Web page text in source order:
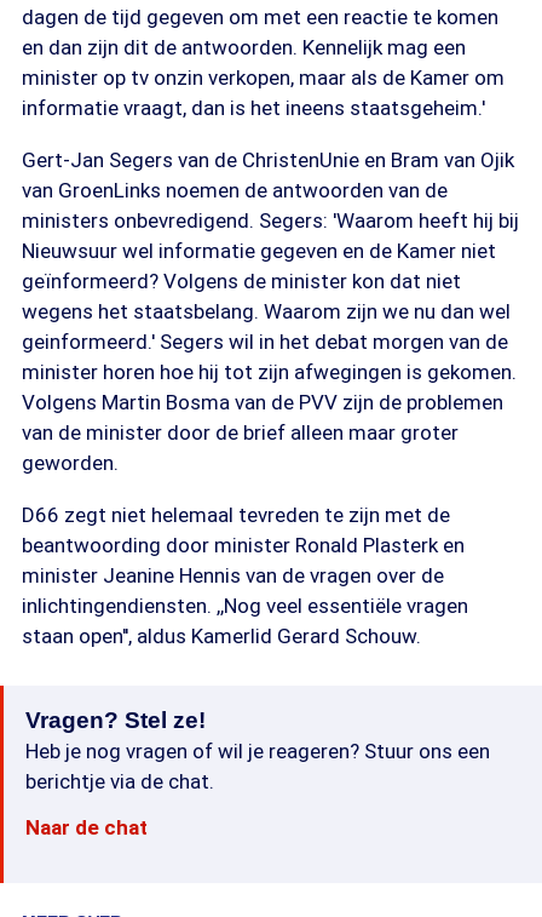
dagen de tijd gegeven om met een reactie te komen
en dan zijn dit de antwoorden. Kennelijk mag een
minister op tv onzin verkopen, maar als de Kamer om
informatie vraagt, dan is het ineens staatsgeheim.'
Gert-Jan Segers van de ChristenUnie en Bram van Ojik
van GroenLinks noemen de antwoorden van de
ministers onbevredigend. Segers: 'Waarom heeft hij bij
Nieuwsuur wel informatie gegeven en de Kamer niet
geïnformeerd? Volgens de minister kon dat niet
wegens het staatsbelang. Waarom zijn we nu dan wel
geinformeerd.' Segers wil in het debat morgen van de
minister horen hoe hij tot zijn afwegingen is gekomen.
Volgens Martin Bosma van de PVV zijn de problemen
van de minister door de brief alleen maar groter
geworden.
D66 zegt niet helemaal tevreden te zijn met de
beantwoording door minister Ronald Plasterk en
minister Jeanine Hennis van de vragen over de
inlichtingendiensten. ,,Nog veel essentiële vragen
staan open'', aldus Kamerlid Gerard Schouw.
Vragen? Stel ze!
Heb je nog vragen of wil je reageren? Stuur ons een
berichtje via de chat.
Naar de chat